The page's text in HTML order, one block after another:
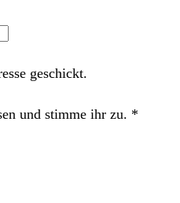
geschickt.
und stimme ihr zu. *